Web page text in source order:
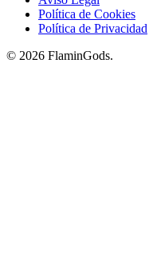
Política de Cookies
Política de Privacidad
© 2026 FlaminGods.